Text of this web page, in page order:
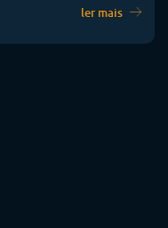
ler mais